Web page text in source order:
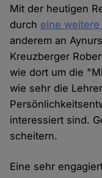
Mit der heutigen
durch eine
anderem an
Kreuzberger
wie dort um die
wie sehr die
interessiert sind.
scheitern.
Eine sehr